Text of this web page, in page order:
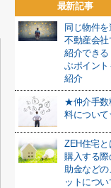
最新記事
同じ物件を
不動産会社
紹介できる
ぶポイント
紹介
★仲介手数
料につい
ZEH住宅と
購入する際
助金などの
ットについ